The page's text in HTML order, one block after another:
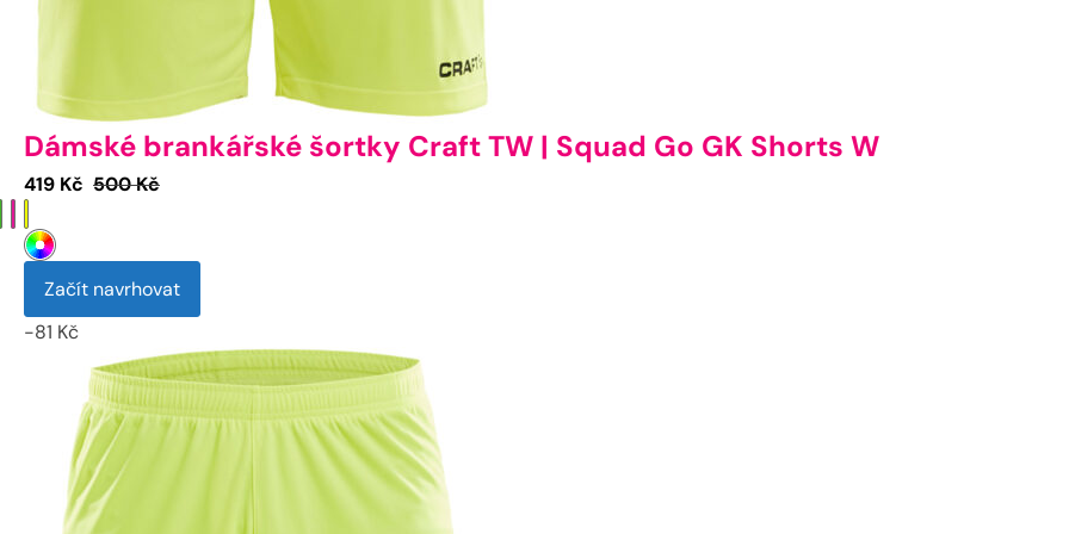
Dámské brankářské šortky Craft TW | Squad Go GK Shorts W
500KčPůvodní
419 Kč Aktuální
Začít navrhovat
-81 Kč